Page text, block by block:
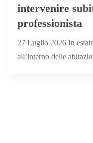
intervenire
professionista
27 Luglio 2026 In
all’interno delle